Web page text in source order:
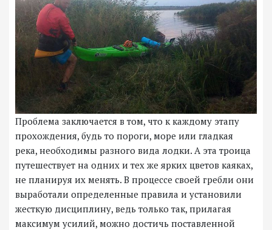
Проблема заключается в том, что к каждому этапу
прохождения, будь то пороги, море или гладкая
река, необходимы разного вида лодки. А эта троица
путешествует на одних и тех же ярких цветов каяках,
не планируя их менять. В процессе своей гребли они
выработали определенные правила и установили
жесткую дисциплину, ведь только так, прилагая
максимум усилий, можно достичь поставленной